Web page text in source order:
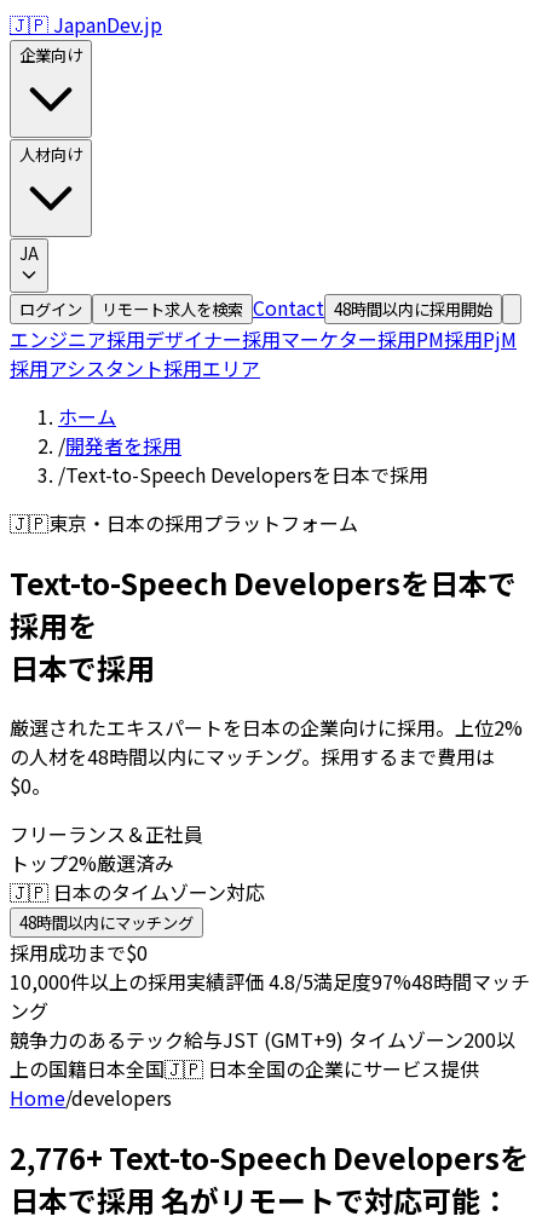
🇯🇵 JapanDev.jp
企業向け
人材向け
JA
ログイン リモート求人を検索 Contact 48時間以内に採用開始
エンジニア採用デザイナー採用マーケター採用PM採用PjM
採用アシスタント採用エリア
ホーム
/開発者を採用
/Text-to-Speech Developersを日本で採用
🇯🇵東京・日本の採用プラットフォーム
Text-to-Speech Developersを日本で
採用を
日本で採用
厳選されたエキスパートを日本の企業向けに採用。上位2%
の人材を48時間以内にマッチング。採用するまで費用は
$0。
フリーランス＆正社員
トップ2%厳選済み
🇯🇵 日本のタイムゾーン対応
48時間以内にマッチング
採用成功まで$0
10,000件以上の採用実績評価 4.8/5満足度97%48時間マッチ
ング
競争力のあるテック給与JST (GMT+9) タイムゾーン200以
上の国籍日本全国🇯🇵 日本全国の企業にサービス提供
Home/developers
2,776+ Text-to-Speech Developersを
日本で採用 名がリモートで対応可能：